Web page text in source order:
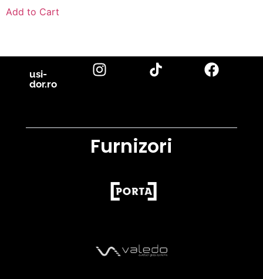
Add to Cart
usi-
dor.ro
Furnizori